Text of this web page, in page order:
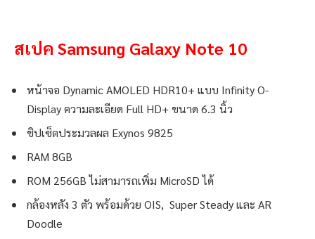
สเปค Samsung Galaxy Note 10
หน้าจอ Dynamic AMOLED HDR10+ แบบ Infinity O-
Display ความละเอียด Full HD+ ขนาด 6.3 นิ้ว
ชิปเซ็ตประมวลผล Exynos 9825
RAM 8GB
ROM 256GB ไม่สามารถเพิ่ม MicroSD ได้
กล้องหลัง 3 ตัว พร้อมด้วย OIS, Super Steady และ AR
Doodle